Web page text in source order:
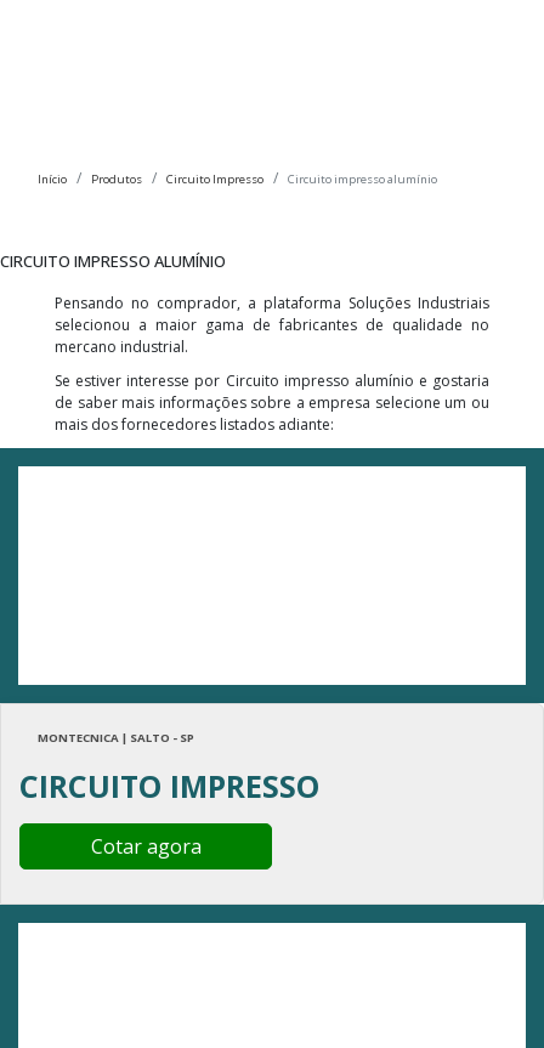
Início Produtos Circuito Impresso Circuito impresso alumínio
CIRCUITO IMPRESSO ALUMÍNIO
Pensando no comprador, a plataforma Soluções Industriais
selecionou a maior gama de fabricantes de qualidade no
mercano industrial.
Se estiver interesse por Circuito impresso alumínio e gostaria
de saber mais informações sobre a empresa selecione um ou
mais dos fornecedores listados adiante:
MONTECNICA | SALTO - SP
CIRCUITO IMPRESSO
Cotar agora